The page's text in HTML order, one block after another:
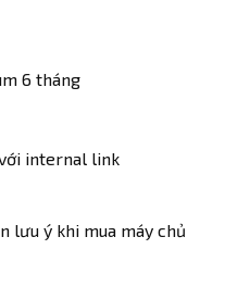
6 tháng
internal link
lưu ý khi mua máy chủ